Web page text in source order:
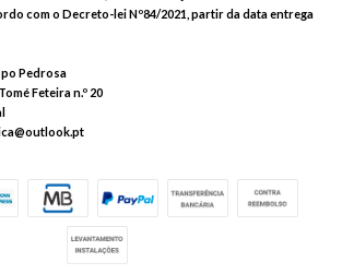
com o Decreto-lei Nº84/2021, partir da data entrega
Pedrosa
Feteira n.º 20